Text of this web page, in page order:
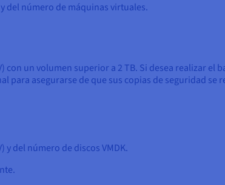
del número de máquinas virtuales.
un volumen superior a 2 TB. Si desea realizar el
para asegurarse de que sus copias de seguridad se
del número de discos VMDK.